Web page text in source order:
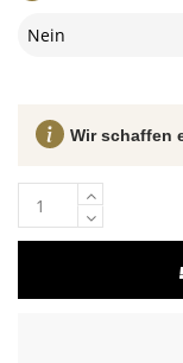
Nein
Wir schaffen